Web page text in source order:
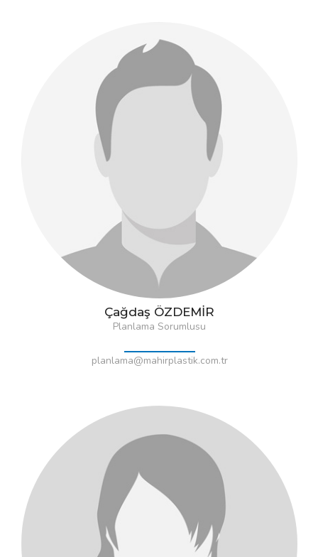
Çağdaş ÖZDEMİR
Planlama Sorumlusu
planlama@mahirplastik.com.tr